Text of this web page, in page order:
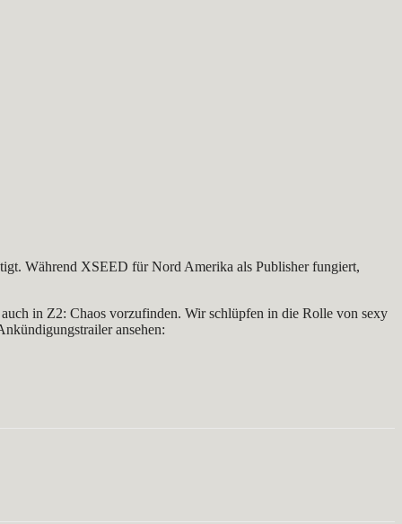
Während XSEED für Nord Amerika als Publisher fungiert,
in Z2: Chaos vorzufinden. Wir schlüpfen in die Rolle von sexy
ansehen: